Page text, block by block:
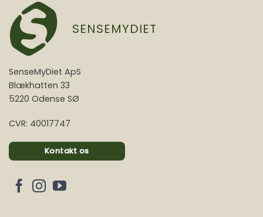
SENSEMYDIET
SenseMyDiet ApS
Blækhatten 33
5220 Odense SØ
CVR: 40017747
Kontakt os